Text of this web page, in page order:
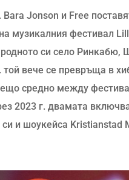
Bara Jonson и Free
музикалния фестивал
си село Ринкабю,
той вече се превръща в
средно между
2023 г. двамата
си и шоукейса Kristianstad